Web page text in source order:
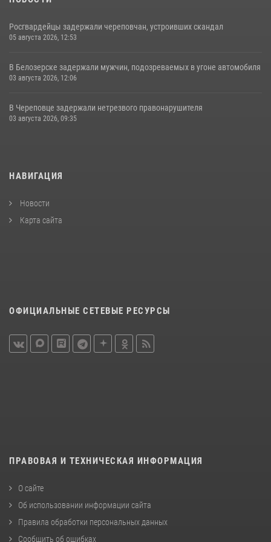
Росгвардейцы задержали череповчан, устроивших скандал
05 августа 2026, 12:53
В Белозерске задержали мужчин, подозреваемых в угоне автомобиля
03 августа 2026, 12:06
В Череповце задержали нетрезвого правонарушителя
03 августа 2026, 09:35
НАВИГАЦИЯ
Новости
Карта сайта
ОФИЦИАЛЬНЫЕ СЕТЕВЫЕ РЕСУРСЫ
ПРАВОВАЯ И ТЕХНИЧЕСКАЯ ИНФОРМАЦИЯ
О сайте
Об использовании информации сайта
Правила обработки персональных данных
Сообщить об ошибках